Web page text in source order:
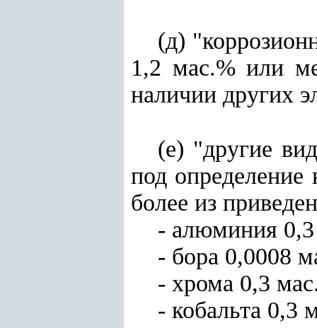
(д)
1,2 мас.% или
наличии других
(е) "другие
под
более из
- алюминия
- бора 0,0008
- хрома 0,3
- кобальта 0,3